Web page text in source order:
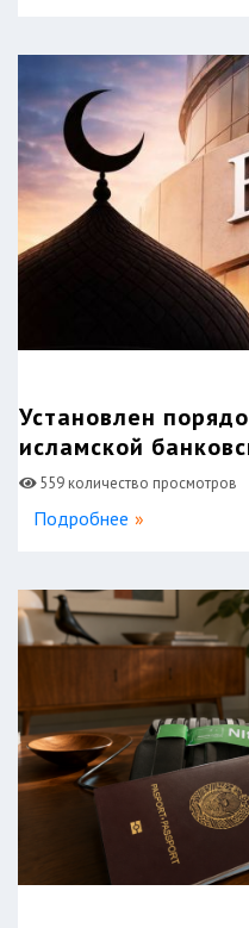
Установлен
исламской
559 количество просмотров
Подробнее